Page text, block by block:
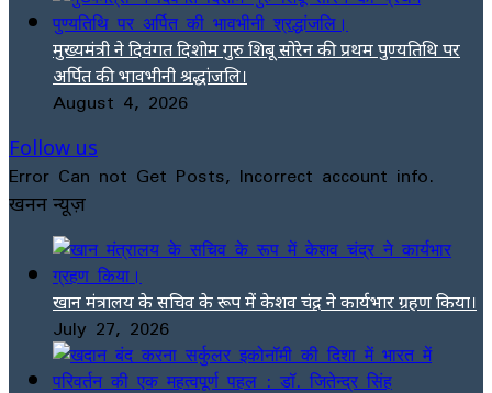
मुख्यमंत्री ने दिवंगत दिशोम गुरु शिबू सोरेन की प्रथम पुण्यतिथि पर
अर्पित की भावभीनी श्रद्धांजलि।
August 4, 2026
Follow us
Error Can not Get Posts, Incorrect account info.
खनन न्यूज़
खान मंत्रालय के सचिव के रूप में केशव चंद्र ने कार्यभार ग्रहण किया।
July 27, 2026